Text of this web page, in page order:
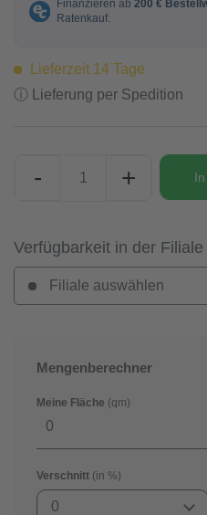
Lieferzeit 14 Tage
ⓘ Lieferung per Spedition
- +
Verfügbarkeit in der Filiale
Filiale auswählen
Mengenberechner
Meine Fläche (qm)
Verschnitt (in %)
0